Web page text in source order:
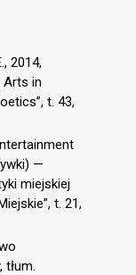
2014,
Arts in
t. 43,
—
miejskiej
t. 21,